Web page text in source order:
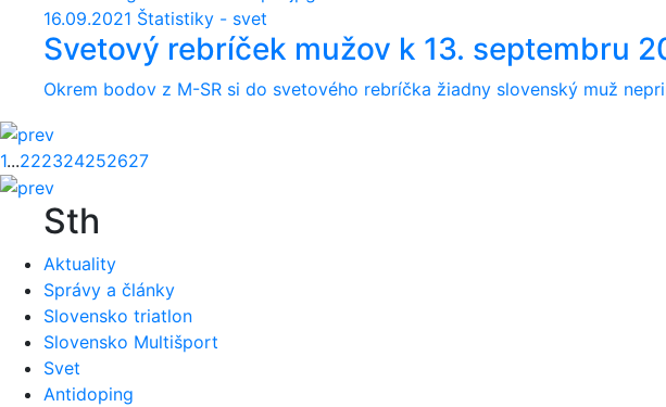
16.09.2021 Štatistiky - svet
Svetový rebríček mužov k 13. septembru
Okrem bodov z M-SR si do svetového rebríčka žiadny slovenský muž
1...222324252627
Sth
Aktuality
Správy a články
Slovensko triatlon
Slovensko Multišport
Svet
Antidoping